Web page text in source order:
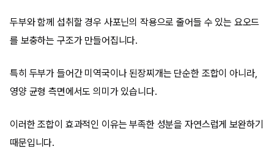
두부와 함께 섭취할 경우 사포닌의 작용으로 줄어들 수 있는 요오드
를 보충하는 구조가 만들어집니다.
특히 두부가 들어간 미역국이나 된장찌개는 단순한 조합이 아니라,
영양 균형 측면에서도 의미가 있습니다.
이러한 조합이 효과적인 이유는 부족한 성분을 자연스럽게 보완하기
때문입니다.